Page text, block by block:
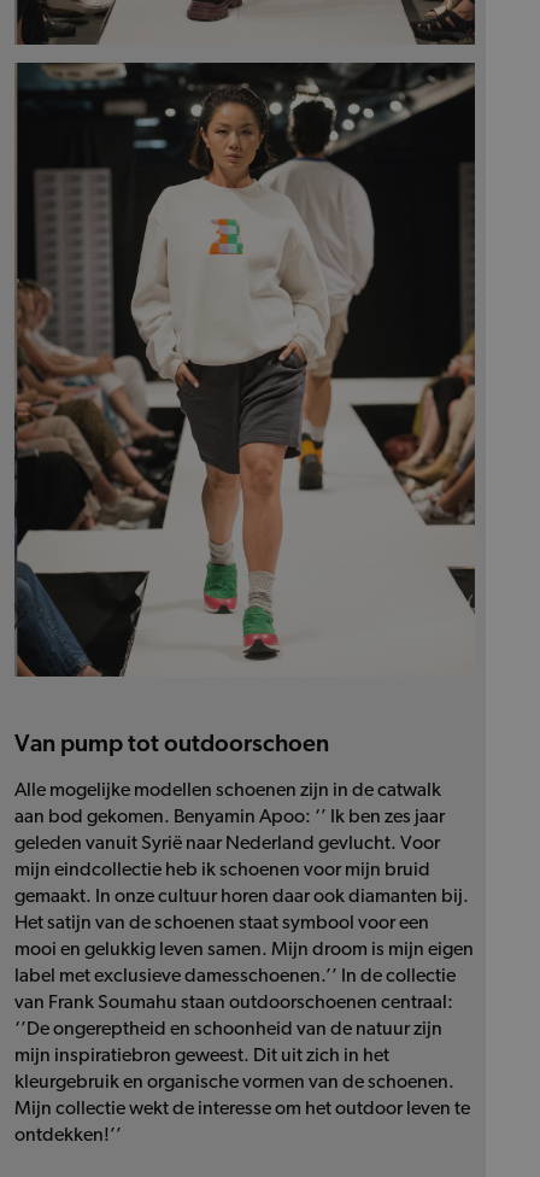
Van pump tot outdoorschoen
Alle mogelijke modellen schoenen zijn in de catwalk
aan bod gekomen. Benyamin Apoo: ‘’ Ik ben zes jaar
geleden vanuit Syrië naar Nederland gevlucht. Voor
mijn eindcollectie heb ik schoenen voor mijn bruid
gemaakt. In onze cultuur horen daar ook diamanten bij.
Het satijn van de schoenen staat symbool voor een
mooi en gelukkig leven samen. Mijn droom is mijn eigen
label met exclusieve damesschoenen.’’ In de collectie
van Frank Soumahu staan outdoorschoenen centraal:
‘’De ongereptheid en schoonheid van de natuur zijn
mijn inspiratiebron geweest. Dit uit zich in het
kleurgebruik en organische vormen van de schoenen.
Mijn collectie wekt de interesse om het outdoor leven te
ontdekken!’’